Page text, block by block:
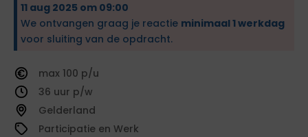
11 aug 2025 om 09:00
We ontvangen graag je reactie minimaal 1 werkdag
voor sluiting van de opdracht.
100
36
Gelderland
Participatie en Werk